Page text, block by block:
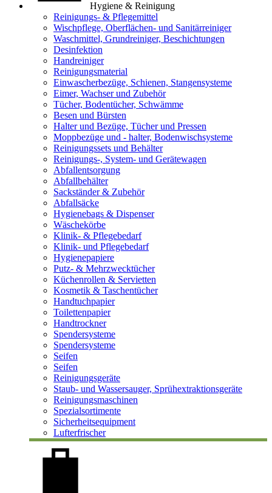
Hygiene & Reinigung
Reinigungs- & Pflegemittel
Wischpflege, Oberflächen- und Sanitärreiniger
Waschmittel, Grundreiniger, Beschichtungen
Desinfektion
Handreiniger
Reinigungsmaterial
Einwascherbezüge, Schienen, Stangensysteme
Eimer, Wachser und Zubehör
Tücher, Bodentücher, Schwämme
Besen und Bürsten
Halter und Bezüge, Tücher und Pressen
Moppbezüge und - halter, Bodenwischsysteme
Reinigungssets und Behälter
Reinigungs-, System- und Gerätewagen
Abfallentsorgung
Abfallbehälter
Sackständer & Zubehör
Abfallsäcke
Hygienebags & Dispenser
Wäschekörbe
Klinik- & Pflegebedarf
Klinik- und Pflegebedarf
Hygienepapiere
Putz- & Mehrzwecktücher
Küchenrollen & Servietten
Kosmetik & Taschentücher
Handtuchpapier
Toilettenpapier
Handtrockner
Spendersysteme
Spendersysteme
Seifen
Seifen
Reinigungsgeräte
Staub- und Wassersauger, Sprühextraktionsgeräte
Reinigungsmaschinen
Spezialsortimente
Sicherheitsequipment
Lufterfrischer